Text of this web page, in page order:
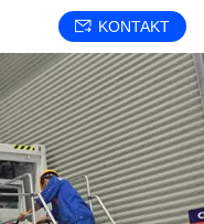
KONTAKT